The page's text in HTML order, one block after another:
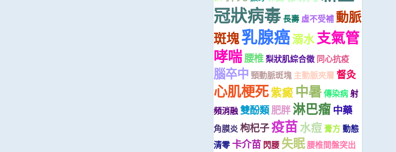
冠狀病毒長壽 虛不受補 動脈
斑塊乳腺癌溺水支氣管
哮喘腰椎梨狀肌綜合徵 同心抗疫
腦卒中 頸動脈斑塊 主動脈夾層 督灸
心肌梗死紫癜 中暑傳染病射
頻消融雙酚類肥胖淋巴瘤中藥
角膜炎枸杞子疫苗水痘 膏方動態
清零 卡介苗 閃腰 失眠 腰椎間盤突出